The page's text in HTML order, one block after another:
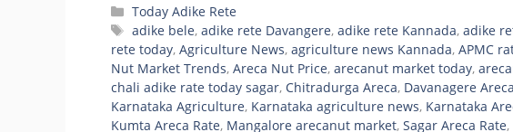
Categories
Today Adike Rete
Tags
adike bele,adike rete Davangere,adike rete Kannada,adike
rete today, Agriculture News, agriculture news Kannada, APMC
Nut Market Trends, Areca Nut Price, arecanut market today,
chali adike rate today sagar, Chitradurga Areca, Davanagere
Karnataka Agriculture, Karnataka agriculture news, Karnataka
Kumta Areca Rate, Mangalore arecanut market, Sagar Areca Rate,